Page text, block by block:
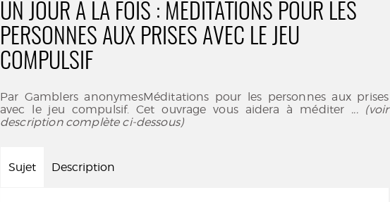
UN JOUR À LA FOIS : MÉDITATIONS POUR LES
PERSONNES AUX PRISES AVEC LE JEU
COMPULSIF
Par Gamblers anonymesMéditations pour les personnes aux prises
avec le jeu compulsif. Cet ouvrage vous aidera à méditer ... (voir
description complète ci-dessous)
Sujet Description